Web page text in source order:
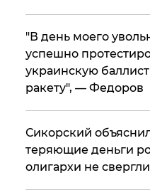
​"В день моего
успешно
украинскую
ракету", — Федоров
Сикорский
теряющие деньги
олигархи не